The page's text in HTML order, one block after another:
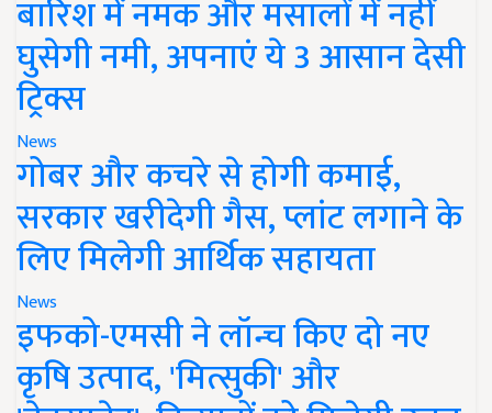
बारिश में नमक और मसालों में नहीं
घुसेगी नमी, अपनाएं ये 3 आसान देसी
ट्रिक्स
News
गोबर और कचरे से होगी कमाई,
सरकार खरीदेगी गैस, प्लांट लगाने के
लिए मिलेगी आर्थिक सहायता
News
इफको-एमसी ने लॉन्च किए दो नए
कृषि उत्पाद, 'मित्सुकी' और